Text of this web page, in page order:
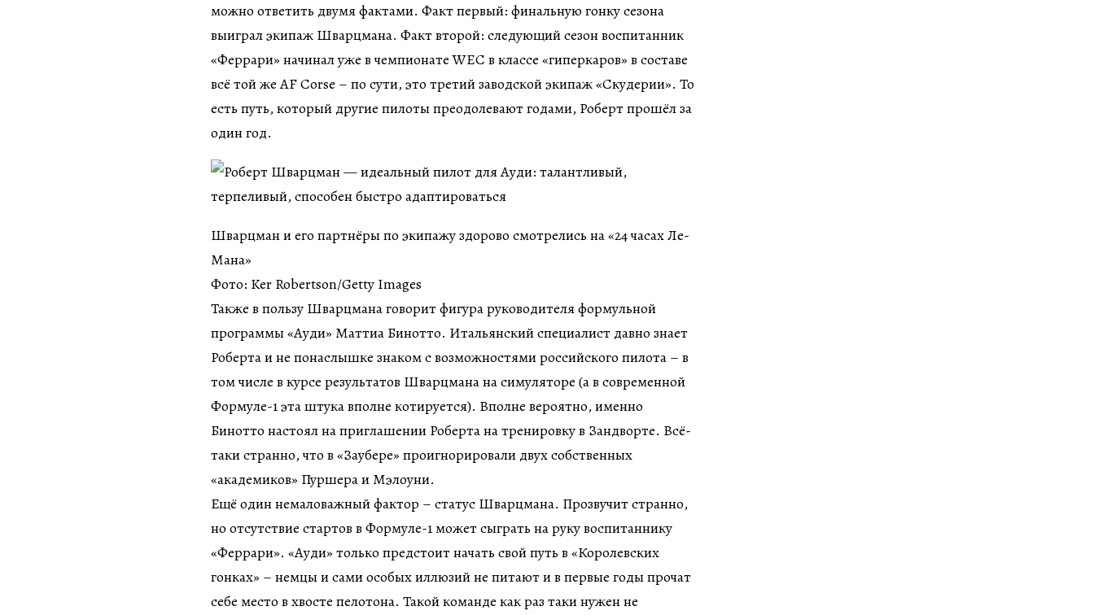
можно ответить двумя фактами. Факт первый: финальную гонку сезона
выиграл экипаж Шварцмана. Факт второй: следующий сезон воспитанник
«Феррари» начинал уже в чемпионате WEC в классе «гиперкаров» в составе
всё той же AF Corse – по сути, это третий заводской экипаж «Скудерии». То
есть путь, который другие пилоты преодолевают годами, Роберт прошёл за
один год.
Шварцман и его партнёры по экипажу здорово смотрелись на «24 часах Ле-
Мана»
Фото: Ker Robertson/Getty Images
Также в пользу Шварцмана говорит фигура руководителя формульной
программы «Ауди» Маттиа Бинотто. Итальянский специалист давно знает
Роберта и не понаслышке знаком с возможностями российского пилота – в
том числе в курсе результатов Шварцмана на симуляторе (а в современной
Формуле-1 эта штука вполне котируется). Вполне вероятно, именно
Бинотто настоял на приглашении Роберта на тренировку в Зандворте. Всё-
таки странно, что в «Заубере» проигнорировали двух собственных
«академиков» Пуршера и Мэлоуни.
Ещё один немаловажный фактор – статус Шварцмана. Прозвучит странно,
но отсутствие стартов в Формуле-1 может сыграть на руку воспитаннику
«Феррари». «Ауди» только предстоит начать свой путь в «Королевских
гонках» – немцы и сами особых иллюзий не питают и в первые годы прочат
себе место в хвосте пелотона. Такой команде как раз таки нужен не